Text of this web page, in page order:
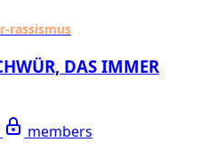
rassismus
DAS IMMER
members